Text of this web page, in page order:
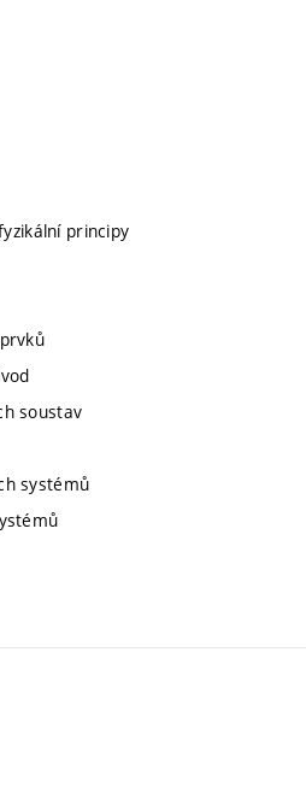
principy
soustav
systémů